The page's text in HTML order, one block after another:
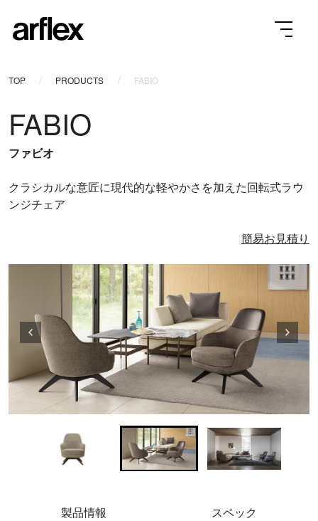
TOP PRODUCTS FABIO
FABIO
ファビオ
クラシカルな意匠に現代的な軽やかさを加えた回転式ラウ
ンジチェア
簡易お見積り
製品情報 スペック